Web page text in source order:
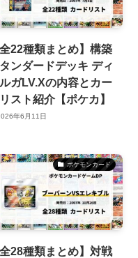
全22種類まとめ】構築
ンダードデッキ ディ
ガLV.Xの内容とカー
スト紹介【ポケカ】
年6月11日
ポケモンカード
全28種類まとめ】対戦